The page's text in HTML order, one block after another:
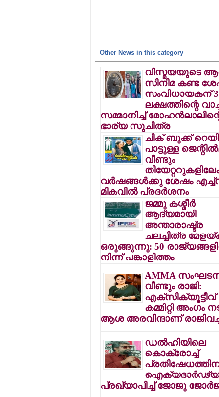
Other News in this category
വിസ്മയയുടെ
സിനിമ കണ്ട
സംവിധായകന് 3
ലക്ഷത്തിന്റെ
സമ്മാനിച്ച്
ഭാര്യ സുചിത്ര
ചിക് ബുക്ക്
പാട്ടുള്ള
വീണ്ടും
വര്‍ഷങ്ങള്‍ക്കു ശേഷം
മികവില്‍ പ്രദര്‍ശനം
ജമ്മു കശ്മീര്‍
ആദ്യമായി
അന്താരാഷ്ട്ര
ചലച്ചിത്ര
ഒരുങ്ങുന്നു: 50
നിന്ന് പങ്കാളിത്തം
AMMA
വീണ്ടും രാജി:
എക്‌സിക്യൂട്ടീവ്
കമ്മിറ്റി അംഗം
ആശ അരവിന്ദാണ്
ഡല്‍ഹിയിലെ
കൊക്രോച്ച്
പ്രഖ്യാപിച്ച് ജോജു